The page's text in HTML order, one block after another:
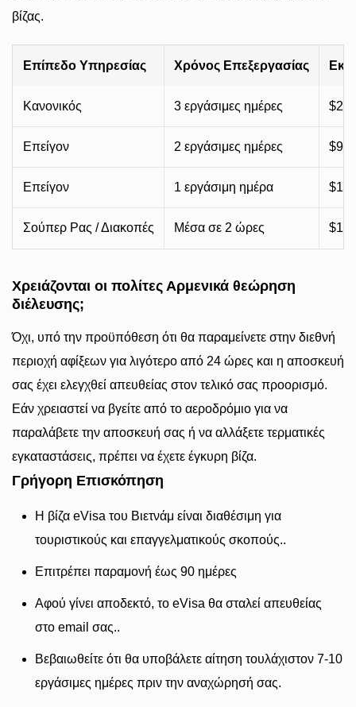
βίζας.
Επίπεδο Υπηρεσίας Χρόνος Επεξεργασίας
Κανονικός 3 εργάσιμες ημέρες $25
Επείγον 2 εργάσιμες ημέρες
Επείγον 1 εργάσιμη ημέρα
Σούπερ Ρας / Διακοπές Μέσα σε 2 ώρες
Χρειάζονται οι πολίτες Αρμενικά θεώρηση
διέλευσης;
Όχι, υπό την προϋπόθεση ότι θα παραμείνετε στην διεθνή
περιοχή αφίξεων για λιγότερο από 24 ώρες και η αποσκευή
σας έχει ελεγχθεί απευθείας στον τελικό σας προορισμό.
Εάν χρειαστεί να βγείτε από το αεροδρόμιο για να
παραλάβετε την αποσκευή σας ή να αλλάξετε τερματικές
εγκαταστάσεις, πρέπει να έχετε έγκυρη βίζα.
Γρήγορη Επισκόπηση
Η βίζα eVisa του Βιετνάμ είναι διαθέσιμη για
τουριστικούς και επαγγελματικούς σκοπούς..
Επιτρέπει παραμονή έως 90 ημέρες
Αφού γίνει αποδεκτό, το eVisa θα σταλεί απευθείας
στο email σας..
Βεβαιωθείτε ότι θα υποβάλετε αίτηση τουλάχιστον 7-10
εργάσιμες ημέρες πριν την αναχώρησή σας.